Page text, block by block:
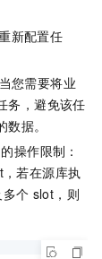
新配置任
您需要将业
务，避免该任
据。
的操作限制：
若在源库执
个 slot，则